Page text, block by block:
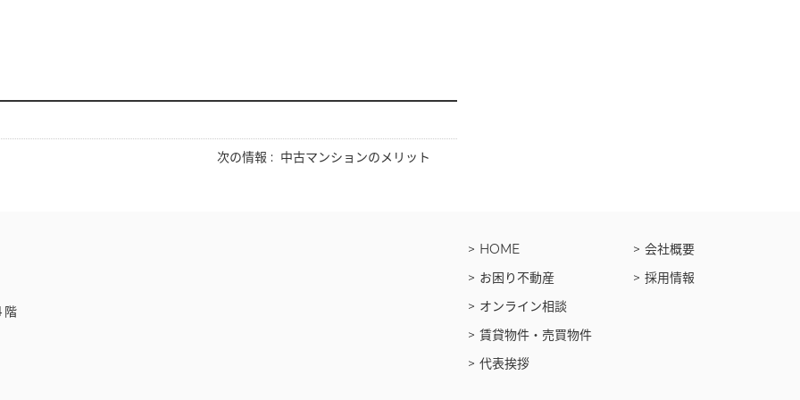
次の情報 : 中古マンションのメリット
階
HOME
お困り不動産
オンライン相談
賃貸物件・売買物件
代表挨拶
会社概要
採用情報